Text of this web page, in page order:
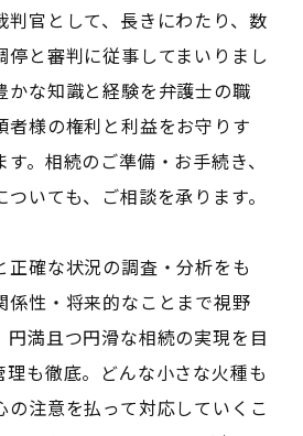
判官として、長きにわたり、数
停と審判に従事してまいりまし
かな知識と経験を弁護士の職
者様の権利と利益をお守りす
。相続のご準備・お手続き、
いても、ご相談を承ります。
正確な状況の調査・分析をも
係性・将来的なことまで視野
円満且つ円滑な相続の実現を目
も徹底。どんな小さな火種も
の注意を払って対応していくこ